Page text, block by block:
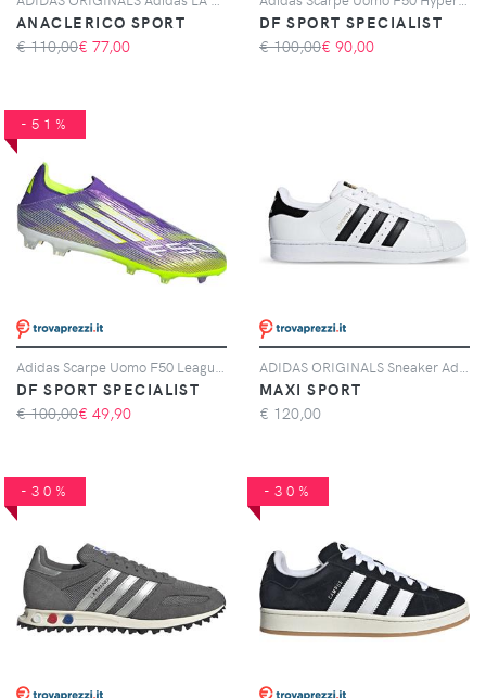
ANACLERICO SPORT
€ 110,00€ 77,00
DF SPORT SPECIALIST
€ 100,00€ 90,00
-51%
DF SPORT SPECIALIST
€ 100,00€ 49,90
MAXI SPORT
€ 120,00
-30% -30%